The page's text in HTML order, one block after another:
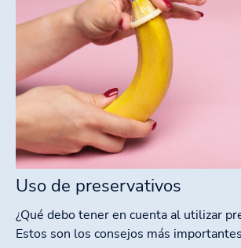
Uso de preservativos
¿Qué debo tener en cuenta al utilizar
Estos son los consejos más